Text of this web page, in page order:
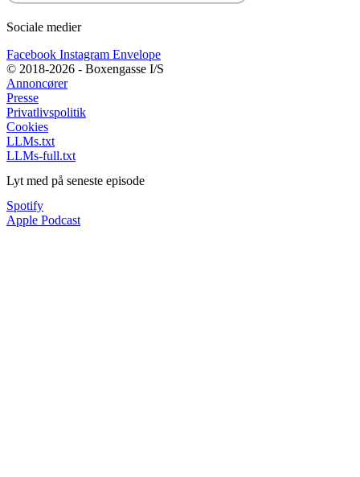
Sociale medier
Facebook Instagram Envelope
© 2018-2026 - Boxengasse I/S
Annoncører
Presse
Privatlivspolitik
Cookies
LLMs.txt
LLMs-full.txt
Lyt med på seneste episode
Spotify
Apple Podcast